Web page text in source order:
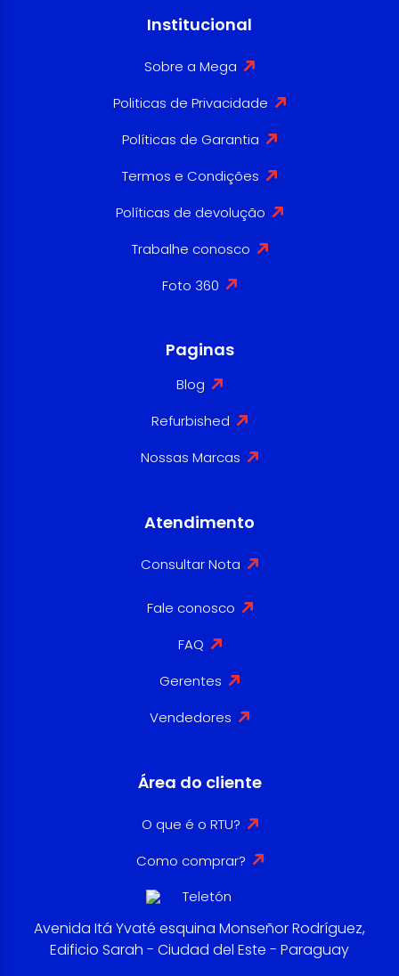
Institucional
Sobre a Mega
Politicas de Privacidade
Políticas de Garantia
Termos e Condições
Políticas de devolução
Trabalhe conosco
Foto 360
Paginas
Blog
Refurbished
Nossas Marcas
Atendimento
Consultar Nota
Fale conosco
FAQ
Gerentes
Vendedores
Área do cliente
O que é o RTU?
Como comprar?
Avenida Itá Yvaté esquina Monseñor Rodríguez,
Edificio Sarah - Ciudad del Este - Paraguay